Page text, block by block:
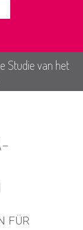
Studie van het
FÜR